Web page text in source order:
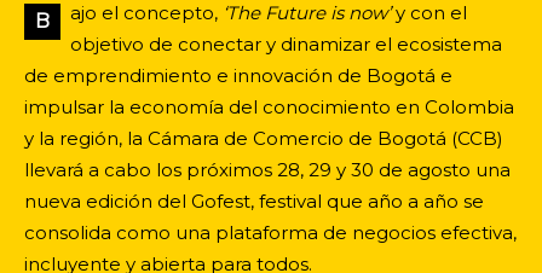
B ajo el concepto, ‘The Future is now’y con el
objetivo de conectar y dinamizar el ecosistema
de emprendimiento e innovación de Bogotá e
impulsar la economía del conocimiento en Colombia
y la región, la Cámara de Comercio de Bogotá (CCB)
llevará a cabo los próximos 28, 29 y 30 de agosto una
nueva edición del Gofest, festival que año a año se
consolida como una plataforma de negocios efectiva,
incluyente y abierta para todos.